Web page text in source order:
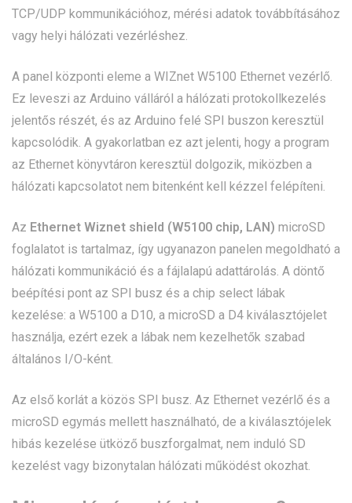
TCP/UDP kommunikációhoz, mérési adatok továbbításához
vagy helyi hálózati vezérléshez.
A panel központi eleme a WIZnet W5100 Ethernet vezérlő.
Ez leveszi az Arduino válláról a hálózati protokollkezelés
jelentős részét, és az Arduino felé SPI buszon keresztül
kapcsolódik. A gyakorlatban ez azt jelenti, hogy a program
az Ethernet könyvtáron keresztül dolgozik, miközben a
hálózati kapcsolatot nem bitenként kell kézzel felépíteni.
Az Ethernet Wiznet shield (W5100 chip, LAN) microSD
foglalatot is tartalmaz, így ugyanazon panelen megoldható a
hálózati kommunikáció és a fájlalapú adattárolás. A döntő
beépítési pont az SPI busz és a chip select lábak
kezelése: a W5100 a D10, a microSD a D4 kiválasztójelet
használja, ezért ezek a lábak nem kezelhetők szabad
általános I/O-ként.
Az első korlát a közös SPI busz. Az Ethernet vezérlő és a
microSD egymás mellett használható, de a kiválasztójelek
hibás kezelése ütköző buszforgalmat, nem induló SD
kezelést vagy bizonytalan hálózati működést okozhat.